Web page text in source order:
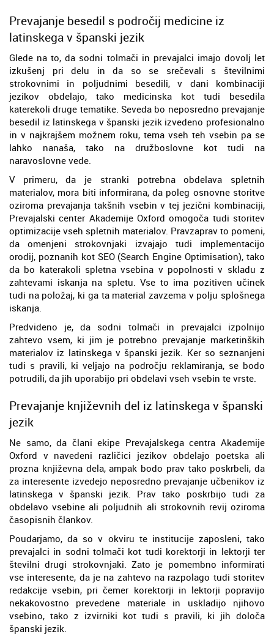
Prevajanje besedil s področij medicine iz
latinskega v španski jezik
Glede na to, da sodni tolmači in prevajalci imajo dovolj let
izkušenj pri delu in da so se srečevali s številnimi
strokovnimi in poljudnimi besedili, v dani kombinaciji
jezikov obdelajo, tako medicinska kot tudi besedila
katerekoli druge tematike. Seveda bo neposredno prevajanje
besedil iz latinskega v španski jezik izvedeno profesionalno
in v najkrajšem možnem roku, tema vseh teh vsebin pa se
lahko nanaša, tako na družboslovne kot tudi na
naravoslovne vede.
V primeru, da je stranki potrebna obdelava spletnih
materialov, mora biti informirana, da poleg osnovne storitve
oziroma prevajanja takšnih vsebin v tej jezični kombinaciji,
Prevajalski center Akademije Oxford omogoča tudi storitev
optimizacije vseh spletnih materialov. Pravzaprav to pomeni,
da omenjeni strokovnjaki izvajajo tudi implementacijo
orodij, poznanih kot SEO (Search Engine Optimisation), tako
da bo katerakoli spletna vsebina v popolnosti v skladu z
zahtevami iskanja na spletu. Vse to ima pozitiven učinek
tudi na položaj, ki ga ta material zavzema v polju splošnega
iskanja.
Predvideno je, da sodni tolmači in prevajalci izpolnijo
zahtevo vsem, ki jim je potrebno prevajanje marketinških
materialov iz latinskega v španski jezik. Ker so seznanjeni
tudi s pravili, ki veljajo na področju reklamiranja, se bodo
potrudili, da jih uporabijo pri obdelavi vseh vsebin te vrste.
Prevajanje književnih del iz latinskega v španski
jezik
Ne samo, da člani ekipe Prevajalskega centra Akademije
Oxford v navedeni različici jezikov obdelajo poetska ali
prozna književna dela, ampak bodo prav tako poskrbeli, da
za interesente izvedejo neposredno prevajanje učbenikov iz
latinskega v španski jezik. Prav tako poskrbijo tudi za
obdelavo vsebine ali poljudnih ali strokovnih revij oziroma
časopisnih člankov.
Poudarjamo, da so v okviru te institucije zaposleni, tako
prevajalci in sodni tolmači kot tudi korektorji in lektorji ter
številni drugi strokovnjaki. Zato je pomembno informirati
vse interesente, da je na zahtevo na razpolago tudi storitev
redakcije vsebin, pri čemer korektorji in lektorji popravijo
nekakovostno prevedene materiale in uskladijo njihovo
vsebino, tako z izvirniki kot tudi s pravili, ki jih določa
španski jezik.